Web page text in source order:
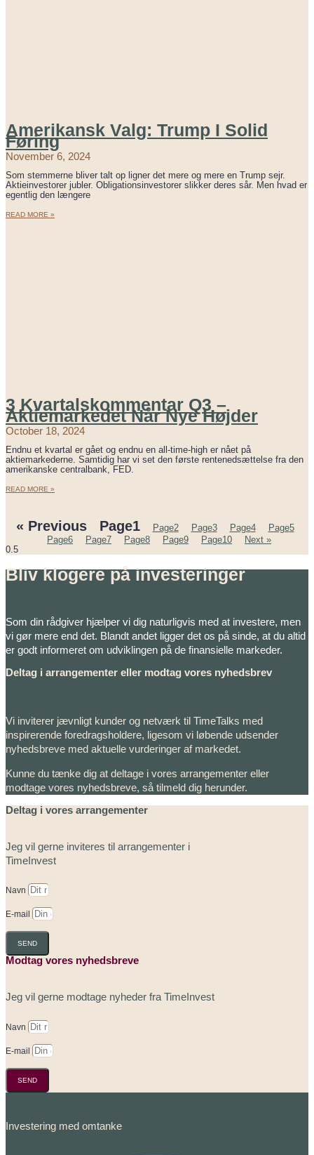
Amerikansk Valg: Trump I Solid
Føring
November 6, 2024
Som stemmerne bliver talt op ligner det mere og mere en Trump sejr.
Aktieinvestorer jubler. Obligationsinvestorer slikker deres sår. Men hvad er
egentlig den længere
READ MORE »
3 Kvartalskommentar Q3 –
Aktiemarkedet Når Nye Højder
October 18, 2024
Endnu et kvartal er gået og endnu en all-time-high er nået på
aktiemarkederne. Samtidig har vi set den første rentenedsættelse fra den
amerikanske centralbank, FED.
READ MORE »
« Previous Page1 Page2 Page3 Page4 Page5
Page6 Page7 Page8 Page9 Page10 Next »
Bliv klogere på investeringer
Som din rådgiver hjælper vi dig naturligvis med at investere, men
vi gør mere end det. Blandt andet ligger det os på sinde, at du altid
er godt informeret om udviklingen på de finansielle markeder.
Deltag i arrangementer eller modtag vores nyhedsbrev
Vi inviterer jævnligt kunder og netværk til TimeTalks med
inspirerende foredragsholdere, ligesom vi løbende udsender
nyhedsbreve med aktuelle vurderinger af markedet.
Kunne du tænke dig at deltage i vores arrangementer eller
modtage vores nyhedsbreve, så tilmeld dig herunder.
Deltag i vores arrangementer
Jeg vil gerne inviteres til arrangementer i
TimeInvest
Navn
E-mail
SEND
Modtag vores nyhedsbreve
Jeg vil gerne modtage nyheder fra TimeInvest
Navn
E-mail
SEND
Investering med omtanke